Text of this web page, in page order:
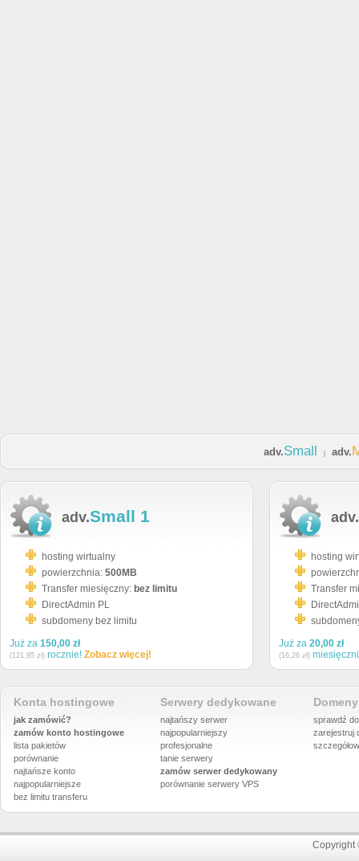
adv.Small adv.
adv.Small 1
hosting wirtualny
powierzchnia: 500MB
Transfer miesięczny: bez limitu
DirectAdmin PL
subdomeny bez limitu
Już za 150,00 zł
(121,95 zł) rocznie! Zobacz więcej!
adv.
hosting
Transfer
Już za 20,00 zł
(16,26 zł)
Konta hostingowe
jak zamówić?
zamów konto hostingowe
lista pakietów
porównanie
najtańsze konto
najpopularniejsze
bez limitu transferu
Serwery dedykowane
najtańszy serwer
najpopularniejszy
profesjonalne
tanie serwery
zamów serwer dedykowany
porównanie serwery VPS
sprawdź
zarejestruj
Copyright